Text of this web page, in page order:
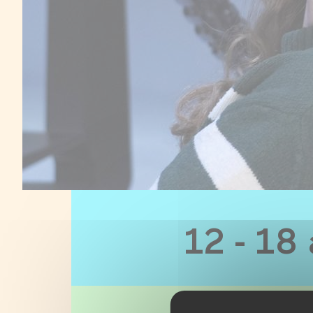
12 - 18